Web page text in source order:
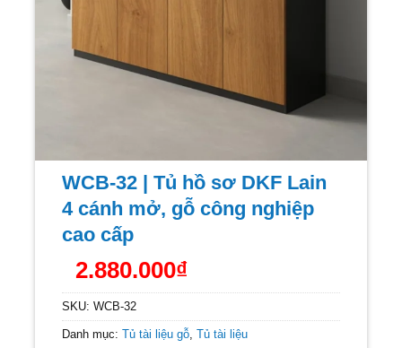
WCB-32 | Tủ hồ sơ DKF Lain
4 cánh mở, gỗ công nghiệp
cao cấp
2.880.000₫
SKU: WCB-32
Danh mục: Tủ tài liệu gỗ Tủ tài liệu